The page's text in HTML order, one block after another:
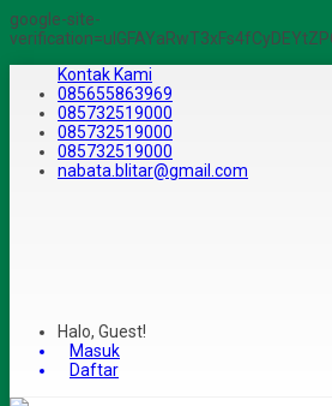
google-site-
Kontak Kami
085655863969
085732519000
085732519000
085732519000
nabata.blitar@gmail.com
Halo, Guest!
Masuk
Daftar